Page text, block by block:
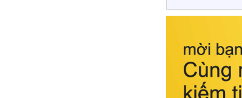
này, bạn
hồi chuẩn
cột sống.
Bên cạnh
sản phẩm